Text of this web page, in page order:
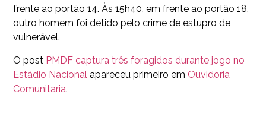
frente ao portão 14. Às 15h40, em frente ao portão 18,
outro homem foi detido pelo crime de estupro de
vulnerável.
O post PMDF captura três foragidos durante jogo no
Estádio Nacional apareceu primeiro em Ouvidoria
Comunitaria.